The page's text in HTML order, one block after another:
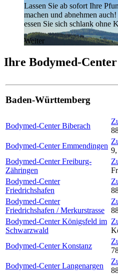
Lassen Sie ab sofort Ihre
machen und abnehmen
essen Sie sich schlank ohne
Weiter
Ihre Bodymed-
Baden-Württemberg
Bodymed-Center Biberach
Bodymed-Center Emmendingen
9,
Bodymed-Center Freiburg-
Zähringen
Bodymed-Center
Friedrichshafen
Bodymed-Center
Friedrichshafen / Merkurstrasse
Bodymed-Center Königsfeld im
Schwarzwald
Bodymed-Center Konstanz
Bodymed-Center Langenargen